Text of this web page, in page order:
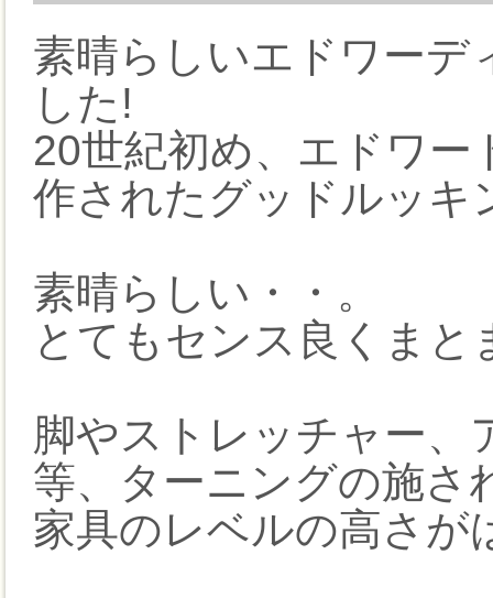
素晴らしいエドワーデ
した!
20世紀初め、エドワ
作されたグッドルッキ
素晴らしい・・。
とてもセンス良くまと
脚やストレッチャー、
等、ターニングの施さ
家具のレベルの高さが